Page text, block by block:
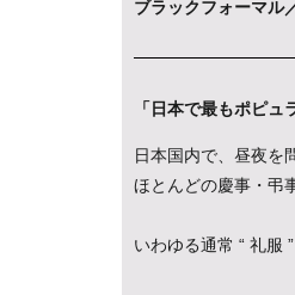
ブラックフォーマル
「日本で最もポピュ
日本国内で、昼夜を
ほとんどの慶事・弔
いわゆる通常 “ 礼服